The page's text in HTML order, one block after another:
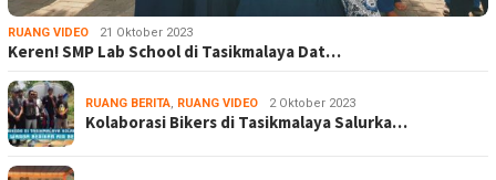
RUANG VIDEO 21 Oktober 2023
Keren! SMP Lab School di Tasikmalaya Dat…
RUANG BERITA, RUANG VIDEO 2 Oktober 2023
Kolaborasi Bikers di Tasikmalaya Salurka…